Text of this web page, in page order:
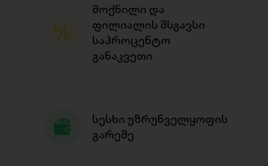
მოქნილი და
ფილიალის მსგავსი
საპროცენტო
განაკვეთი
სესხი უზრუნველყოფის
გარეშე